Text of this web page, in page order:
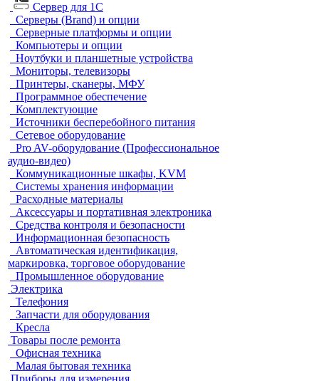
Сервер для 1С
Серверы (Brand) и опции
Серверные платформы и опции
Компьютеры и опции
Ноутбуки и планшетные устройства
Мониторы, телевизоры
Принтеры, сканеры, МФУ
Программное обеспечение
Комплектующие
Источники бесперебойного питания
Сетевое оборудование
Pro AV-оборудование (Профессиональное
аудио-видео)
Коммуникационные шкафы, KVM
Системы хранения информации
Расходные материалы
Аксессуары и портативная электроника
Средства контроля и безопасности
Информационная безопасность
Автоматическая идентификация,
маркировка, торговое оборудование
Промышленное оборудование
Электрика
Телефония
Запчасти для оборудования
Кресла
Товары после ремонта
Офисная техника
Малая бытовая техника
Приборы для измерения